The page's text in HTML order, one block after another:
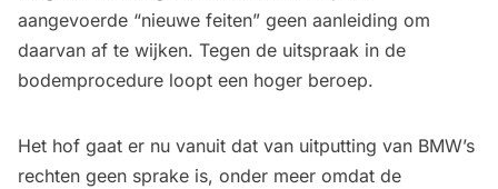
aangevoerde “nieuwe feiten” geen aanleiding om
daarvan af te wijken. Tegen de uitspraak in de
bodemprocedure loopt een hoger beroep.
Het hof gaat er nu vanuit dat van uitputting van BMW’s
rechten geen sprake is, onder meer omdat de